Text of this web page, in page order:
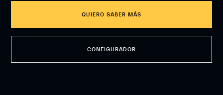
QUIERO SABER MÁS
CONFIGURADOR